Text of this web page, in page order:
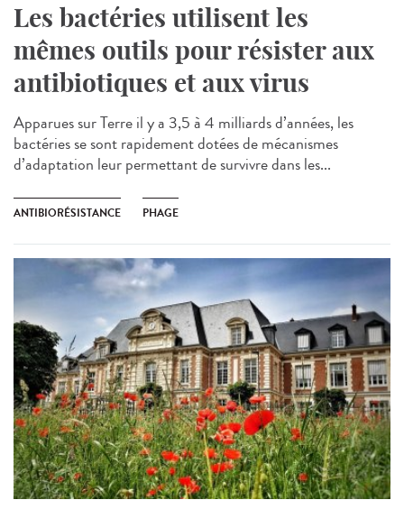
Les bactéries utilisent les
mêmes outils pour résister aux
antibiotiques et aux virus
Apparues sur Terre il y a 3,5 à 4 milliards d’années, les
bactéries se sont rapidement dotées de mécanismes
d’adaptation leur permettant de survivre dans les...
ANTIBIORÉSISTANCE PHAGE